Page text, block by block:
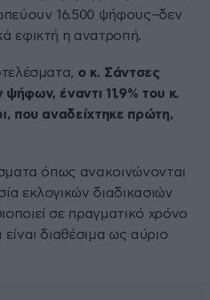
16.500 ψήφους–δεν
εφικτή η ανατροπή.
ο κ. Σάντσες
έναντι 11,9% του κ.
που αναδείχτηκε πρώτη,
όπως ανακοινώνονται
εκλογικών διαδικασιών
σε πραγματικό χρόνο
διαθέσιμα ως αύριο